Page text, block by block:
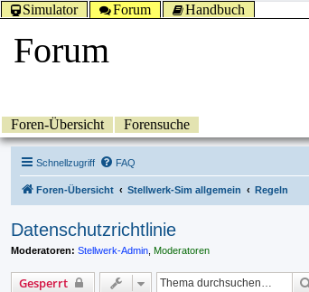
Simulator Forum Handbuch
Forum
Foren-Übersicht Forensuche
Schnellzugriff FAQ
Foren-Übersicht Stellwerk-Sim allgemein Regeln
Datenschutzrichtlinie
Moderatoren: Stellwerk-Admin Moderatoren
Gesperrt